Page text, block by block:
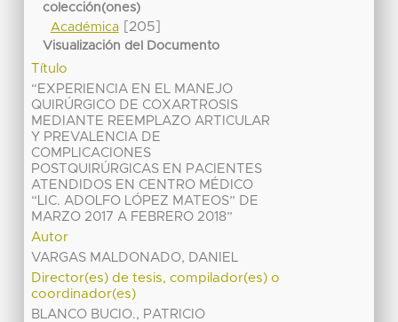
colección(ones)
Académica[205]
Visualización del Documento
Título
“EXPERIENCIA EN EL MANEJO
QUIRÚRGICO DE COXARTROSIS
MEDIANTE REEMPLAZO ARTICULAR
Y PREVALENCIA DE
COMPLICACIONES
POSTQUIRÚRGICAS EN PACIENTES
ATENDIDOS EN CENTRO MÉDICO
“LIC. ADOLFO LÓPEZ MATEOS” DE
MARZO 2017 A FEBRERO 2018”
Autor
VARGAS MALDONADO, DANIEL
Director(es) de tesis, compilador(es) o
coordinador(es)
BLANCO BUCIO., PATRICIO